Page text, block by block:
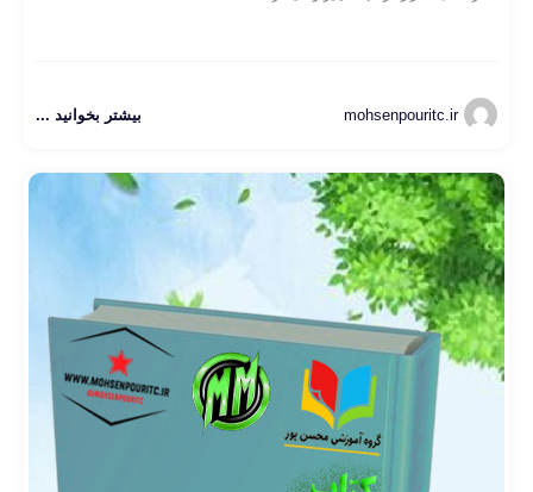
mohsenpouritc.ir بیشتر بخوانید ...